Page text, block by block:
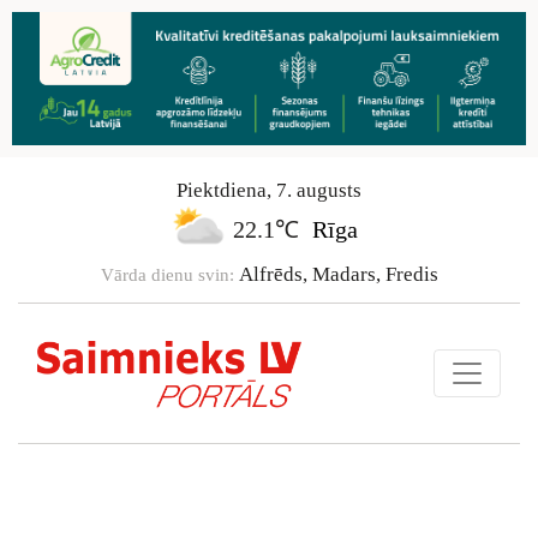
Piektdiena, 7. augusts
22.1℃ Rīga
Vārda dienu svin: Alfrēds, Madars, Fredis